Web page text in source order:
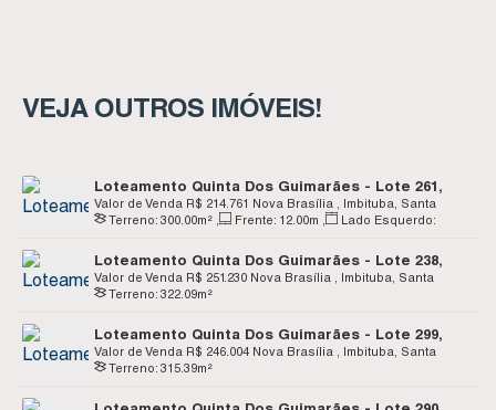
VEJA OUTROS IMÓVEIS!
Loteamento Quinta Dos Guimarães - Lote 261,
Quadra K - Nova Brasília - Imbituba SC
R$ 214.761
Valor de Venda
Nova Brasília , Imbituba, Santa
Catarina, Brasil
Terreno: 300 .00m² Frente: 12 .00m
Lado Esquerdo:
Loteamento Quinta Dos Guimarães - Lote 238,
Quadra J - Nova Brasília - Imbituba SC
R$ 251.230
Valor de Venda
Nova Brasília , Imbituba, Santa
Catarina, Brasil
Terreno: 322 .09m²
Loteamento Quinta Dos Guimarães - Lote 299,
Quadra M - Nova Brasília - Imbituba SC
R$ 246.004
Valor de Venda
Nova Brasília , Imbituba, Santa
Catarina, Brasil
Terreno: 315 .39m²